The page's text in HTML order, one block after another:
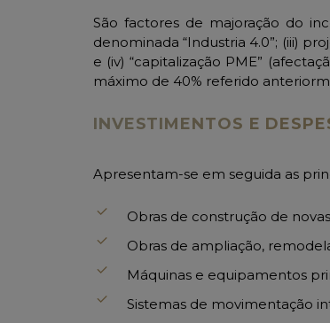
São factores de majoração do
denominada “Industria 4.0”; (iii)
e (iv) “capitalização PME”
máximo de 40% referido
INVESTIMENTOS E
Apresentam-se em seguida as
Obras de construção de
Obras de ampliação,
Máquinas e equipamentos
Sistemas de movimentação